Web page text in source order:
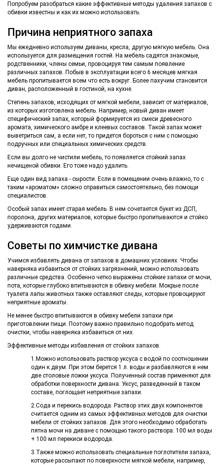
Попробуем разобраться какие эффективные методы удаления запахов с
обивки известны и как их можно использовать.
Причина неприятного запаха
Мы ежедневно используем диваны, кресла, другую мягкую мебель. Она
используется для размещения гостей. На мебель садятся знакомые,
родственники, члены семьи, провоцируя тем самым появление
различных запахов. Побыв в эксплуатации всего 6 месяцев мягкая
мебель пропитывается всем что есть вокруг. Более пахучим становится
диван, расположенный в гостиной, на кухне.
Степень запахов, исходящих от мягкой мебели, зависит от материалов,
из которых изготовлена мебель. Например, новый диван имеет
специфический запах, который формируется из смеси древесного
аромата, химического амбре и клеевых составов. Такой запах может
выветриться сам, а если нет, то придется бороться с ним с помощью
подручных или специальных химических средств.
Если вы долго не чистили мебель, то появляется стойкий запах
нечищеной обивки. Его тоже надо удалить.
Еще один вид запаха - сырости. Если в помещении очень влажно, то с
таким «ароматом» сложно справиться самостоятельно, без помощи
специалистов.
Особый запах имеет старая мебель. В нем сочетается букет из ДСП,
поролона, других материалов, которые быстро пропитываются и стойко
удерживаются годами.
Советы по химчистке дивана
Учимся избавлять дивана от запахов в домашних условиях. Чтобы
наверняка избавиться от стойких загрязнений, можно использовать
различные средства. Особенно четко выражены стойкие запахи от мочи,
пота, которые глубоко впитываются в обивку мебели. Мокрые после
туалета лапы животных также оставляют следы, которые провоцируют
неприятные ароматы.
Не менее быстро впитываются в обивку мебели запахи при
приготовлении пищи. Поэтому важно правильно подобрать метод
очистки, чтобы наверняка избавиться от них.
Эффективные методы избавления от стойких запахов.
1.Можно использовать раствор уксуса с водой по соотношении
один к двум. При этом берется 1 л. воды и разбавляются в нем
две столовые ложки уксуса. Полученный состав применяют для
обработки поверхности дивана. Уксус, разведенный в таком
составе, поглощает неприятные запахи.
2.Сода и перекись водорода. Раствор этих двух компонентов
считается одним из самых эффективных методов для очистки
мебели от стойких запахов. Для этого необходимо обработать
пятна мочи на диване с помощью такого раствора: 100 мл воды
+ 100 мл перекиси водорода.
3.Также можно использовать специальные поглотители запаха,
которые рассыпают по поверхности мягкой мебели, например,